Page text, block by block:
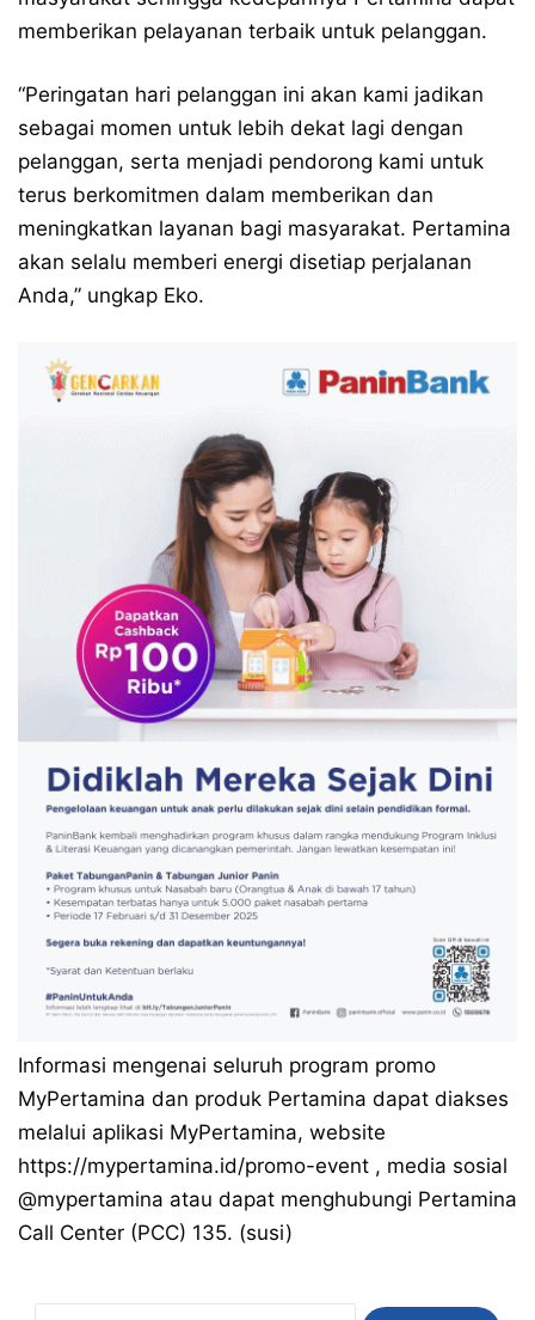
memberikan pelayanan terbaik untuk pelanggan.
“Peringatan hari pelanggan ini akan kami jadikan
sebagai momen untuk lebih dekat lagi dengan
pelanggan, serta menjadi pendorong kami untuk
terus berkomitmen dalam memberikan dan
meningkatkan layanan bagi masyarakat. Pertamina
akan selalu memberi energi disetiap perjalanan
Anda,” ungkap Eko.
Informasi mengenai seluruh program promo
MyPertamina dan produk Pertamina dapat diakses
melalui aplikasi MyPertamina, website
https://mypertamina.id/promo-event , media sosial
@mypertamina atau dapat menghubungi Pertamina
Call Center (PCC) 135. (susi)